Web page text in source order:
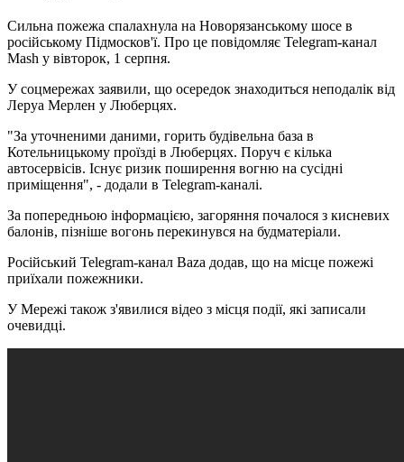
Сильна пожежа спалахнула на Новорязанському шосе в
російському Підмосков'ї. Про це повідомляє Telegram-канал
Mash у вівторок, 1 серпня.
У соцмережах заявили, що осередок знаходиться неподалік від
Леруа Мерлен у Люберцях.
"За уточненими даними, горить будівельна база в
Котельницькому проїзді в Люберцях. Поруч є кілька
автосервісів. Існує ризик поширення вогню на сусідні
приміщення", - додали в Telegram-каналі.
За попередньою інформацією, загоряння почалося з кисневих
балонів, пізніше вогонь перекинувся на будматеріали.
Російський Telegram-канал Baza додав, що на місце пожежі
приїхали пожежники.
У Мережі також з'явилися відео з місця події, які записали
очевидці.